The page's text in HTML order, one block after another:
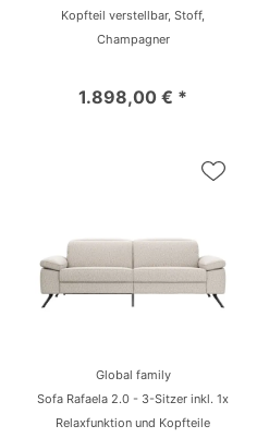
Kopfteil verstellbar, Stoff,
Champagner
1.898,00 € *
Global family
Sofa Rafaela 2.0 - 3-Sitzer inkl. 1x
Relaxfunktion und Kopfteile